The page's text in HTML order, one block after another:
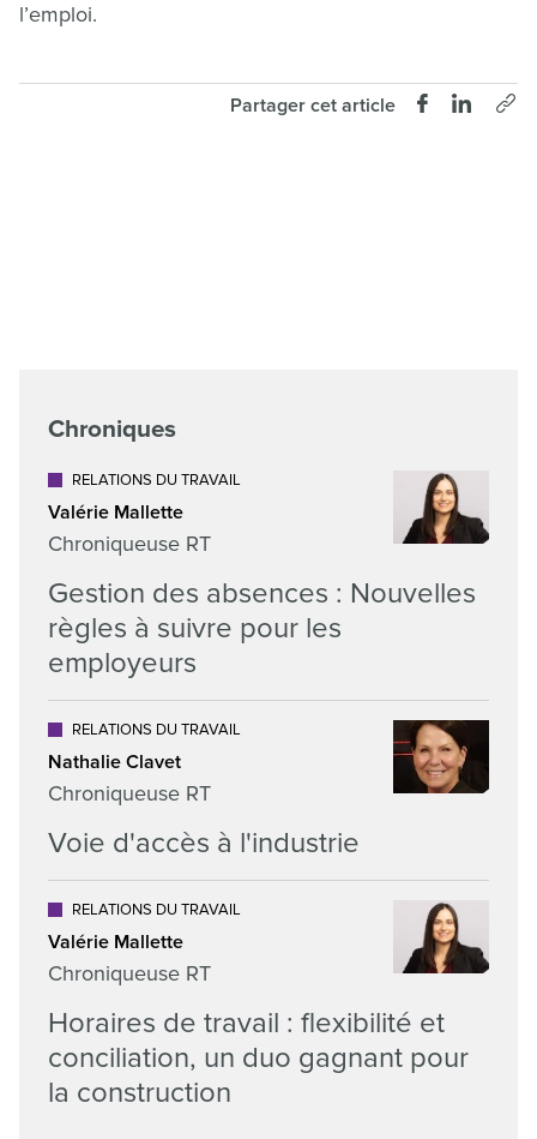
l’emploi.
Partager cet article
Chroniques
RELATIONS DU TRAVAIL
Valérie Mallette
Chroniqueuse RT
Gestion des absences : Nouvelles
règles à suivre pour les
employeurs
RELATIONS DU TRAVAIL
Nathalie Clavet
Chroniqueuse RT
Voie d'accès à l'industrie
RELATIONS DU TRAVAIL
Valérie Mallette
Chroniqueuse RT
Horaires de travail : flexibilité et
conciliation, un duo gagnant pour
la construction